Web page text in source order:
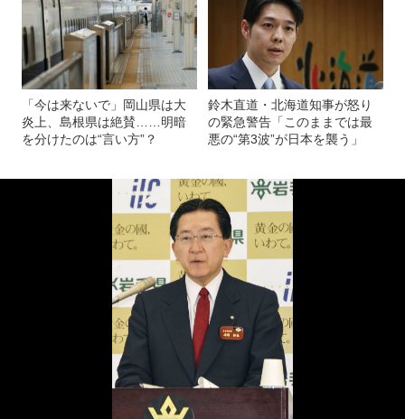
「今は来ないで」岡山県は大
炎上、島根県は絶賛……明暗
を分けたのは“言い方”？
鈴木直道・北海道知事が怒り
の緊急警告「このままでは最
悪の“第3波”が日本を襲う」